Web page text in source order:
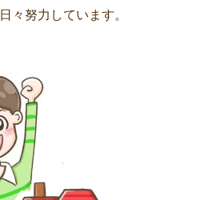
々努力しています。